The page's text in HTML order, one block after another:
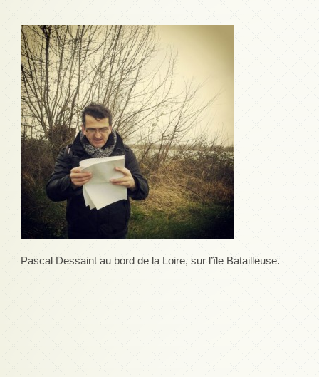
Pascal Dessaint au bord de la Loire, sur l’île Batailleuse.